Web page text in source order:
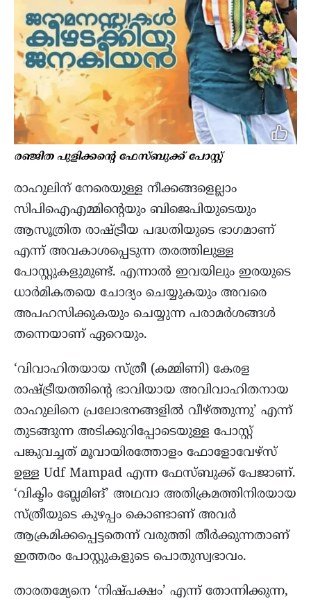
രഞ്ജിത പുളിക്കന്റെ ഫേസ്ബുക്ക് പോസ്റ്റ്‌
രാഹുലിന് നേരെയുള്ള നീക്കങ്ങളെല്ലാം
സിപിഐഎമ്മിന്റെയും ബിജെപിയുടെയും
ആസൂത്രിത രാഷ്ട്രീയ പദ്ധതിയുടെ ഭാഗമാണ്
എന്ന് അവകാശപ്പെടുന്ന തരത്തിലുള്ള
പോസ്റ്റുകളുമുണ്ട്. എന്നാൽ ഇവയിലും ഇരയുടെ
ധാർമികതയെ ചോദ്യം ചെയ്യുകയും അവരെ
അപഹസിക്കുകയും ചെയ്യുന്ന പരാമർശങ്ങൾ
തന്നെയാണ് ഏറെയും.
‘വിവാഹിതയായ സ്ത്രീ (കമ്മിണി) കേരള
രാഷ്ട്രീയത്തിന്റെ ഭാവിയായ അവിവാഹിതനായ
രാഹുലിനെ പ്രലോഭനങ്ങളിൽ വീഴ്ത്തുന്നു’ എന്ന്
തുടങ്ങുന്ന അടിക്കുറിപ്പോടെയുള്ള പോസ്റ്റ്‌
പങ്കുവച്ചത് മൂവായിരത്തോളം ഫോളോവേഴ്സ്
ഉള്ള Udf Mampad എന്ന ഫേസ്ബുക്ക് പേജാണ്.
‘വിക്ടിം ബ്ലേമിങ്’ അഥവാ അതിക്രമത്തിനിരയായ
സ്ത്രീയുടെ കുഴപ്പം കൊണ്ടാണ് അവർ
ആക്രമിക്കപ്പെട്ടതെന്ന് വരുത്തി തീർക്കുന്നതാണ്
ഇത്തരം പോസ്റ്റുകളുടെ പൊതുസ്വഭാവം.
താരതമ്യേനെ ‘നിഷ്പക്ഷം’ എന്ന് തോന്നിക്കുന്ന,